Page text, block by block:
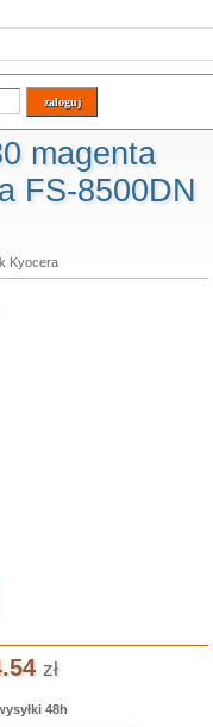
magenta
FS-8500DN
Kyocera
zł
48h